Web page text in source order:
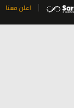
اعلن معنا